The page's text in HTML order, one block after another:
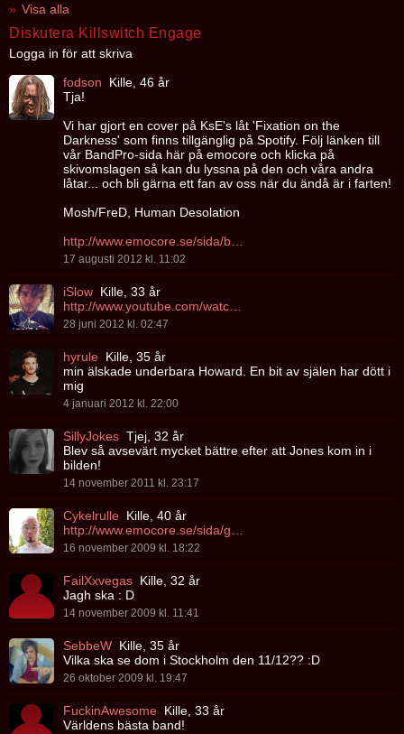
Visa alla
Diskutera Killswitch Engage
Logga in för att skriva
fodson
Kille, 46 år
Tja!
Vi har gjort en cover på KsE's låt 'Fixation on the
Darkness' som finns tillgänglig på Spotify. Följ länken till
vår BandPro-sida här på emocore och klicka på
skivomslagen så kan du lyssna på den och våra andra
låtar... och bli gärna ett fan av oss när du ändå är i farten!
Mosh/FreD, Human Desolation
17 augusti 2012 kl. 11:02
iSlow Kille, 33 år
28 juni 2012 kl. 02:47
hyrule Kille, 35 år
min älskade underbara Howard. En bit av själen har dött i
mig
4 januari 2012 kl. 22:00
SillyJokes Tjej, 32 år
Blev så avsevärt mycket bättre efter att Jones kom in i
bilden!
14 november 2011 kl. 23:17
Cykelrulle Kille, 40 år
16 november 2009 kl. 18:22
FailXxvegas Kille, 32 år
Jagh ska : D
14 november 2009 kl. 11:41
SebbeW Kille, 35 år
Vilka ska se dom i Stockholm den 11/12?? :D
26 oktober 2009 kl. 19:47
FuckinAwesome Kille, 33 år
Världens bästa band!